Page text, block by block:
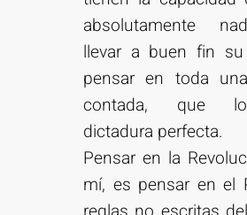
absolutamente
llevar a buen fin
pensar en toda
contada, que
dictadura perfecta.
Pensar en la
mí, es pensar en el